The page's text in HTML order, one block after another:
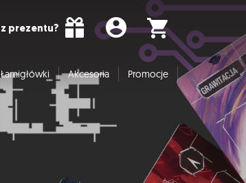
prezentu?
Łamigłówki Akcesoria Promocje